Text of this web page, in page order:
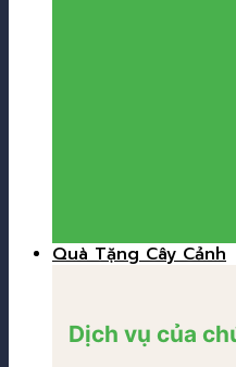
Quà Tặng Cây Cảnh
Dịch vụ của